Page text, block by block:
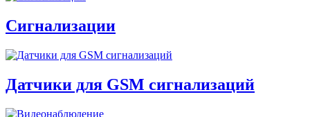
Сигнализации
Датчики для GSM сигнализаций